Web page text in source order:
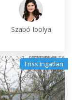
Szabó Ibolya
Friss ingatlan